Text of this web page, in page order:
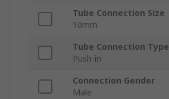
Tube Connection Size
10mm
Tube Connection Type
Push-in
Connection Gender
Male